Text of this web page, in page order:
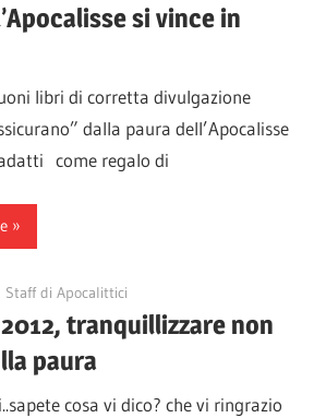
si vince in
libri di corretta divulgazione
dalla paura dell’Apocalisse
come regalo di
Staff di Apocalittici
tranquillizzare non
paura
cosa vi dico? che vi ringrazio